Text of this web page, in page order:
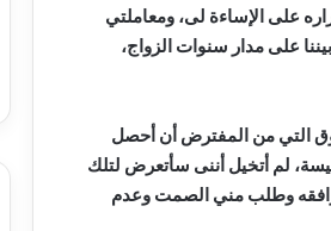
على الإساءة لى، ومعاملتي
على مدار سنوات الزواج،
التي من المفترض أن أحصل
لم أتخيل أننى سأتعرض لتلك
أخري ويرافقه وطلب مني الصمت وعدم
مصطفى كامل سيف الدين …. يكتب
ميلاد جديد